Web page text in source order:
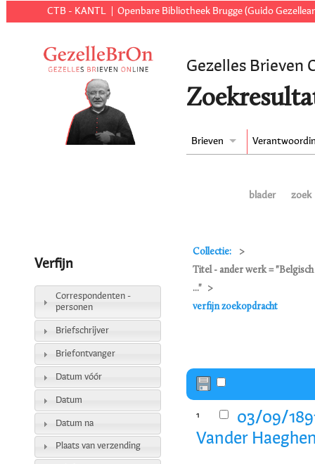
CTB - KANTL Openbare Bibliotheek Brugge (Guido
Gezelles Brieven
Brieven
blader zoek
Collectie:
Titel - ander werk =
..."
verfijn zoekopdracht
1
03/09/
Vander
Verfijn
Correspondenten -
personen
Briefschrijver
Briefontvanger
Datum vóór
Datum
Datum na
Plaats van verzending